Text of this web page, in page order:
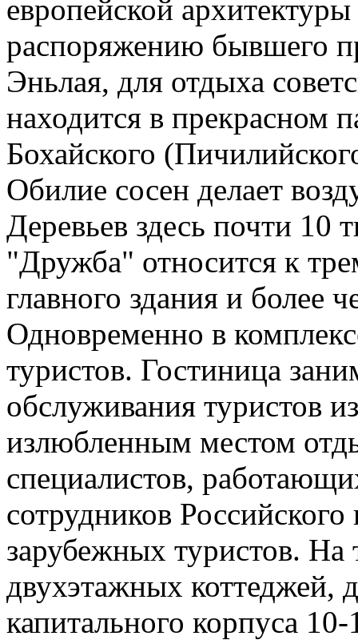
европейской
распоряжению бывшего
Эньлая, для отдыха
находится в прекрасном
Бохайского
Обилие сосен делает
Деревьев здесь почти 10
"Дружба" относится к
главного здания и более
Одновременно в
туристов. Гостиница
обслуживания туристов
излюбленным местом
специалистов,
сотрудников
зарубежных туристов. На
двухэтажных коттеджей,
капитального корпуса